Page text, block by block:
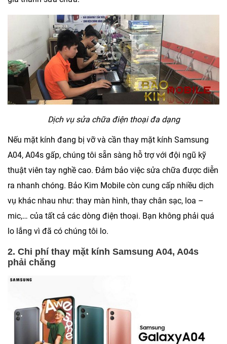
Dịch vụ sửa chữa điện thoại đa dạng
Nếu mặt kính đang bị vỡ và cần thay mặt kính Samsung
A04, A04s gấp, chúng tôi sẵn sàng hỗ trợ với đội ngũ kỹ
thuật viên tay nghề cao. Đảm bảo việc sửa chữa được diễn
ra nhanh chóng. Bảo Kim Mobile còn cung cấp nhiều dịch
vụ khác nhau như: thay màn hình, thay chân sạc, loa –
mic,… của tất cả các dòng điện thoại. Bạn không phải quá
lo lắng vì đã có chúng tôi lo.
2. Chi phí thay mặt kính Samsung A04, A04s
phải chăng